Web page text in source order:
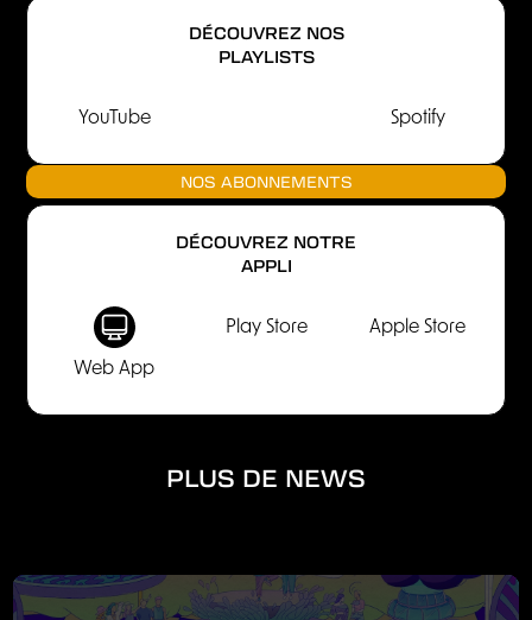
DÉCOUVREZ NOS
PLAYLISTS
YouTube Spotify
NOS ABONNEMENTS
DÉCOUVREZ NOTRE
APPLI
Web App
Play Store Apple Store
PLUS DE NEWS